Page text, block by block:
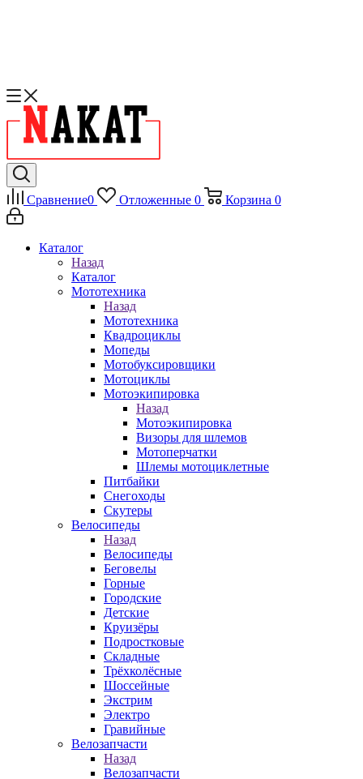
Сравнение0 Отложенные 0 Корзина 0
Каталог
Назад
Каталог
Мототехника
Назад
Мототехника
Квадроциклы
Мопеды
Мотобуксировщики
Мотоциклы
Мотоэкипировка
Назад
Мотоэкипировка
Визоры для шлемов
Мотоперчатки
Шлемы мотоциклетные
Питбайки
Снегоходы
Скутеры
Велосипеды
Назад
Велосипеды
Беговелы
Горные
Городские
Детские
Круизёры
Подростковые
Складные
Трёхколёсные
Шоссейные
Экстрим
Электро
Гравийные
Велозапчасти
Назад
Велозапчасти